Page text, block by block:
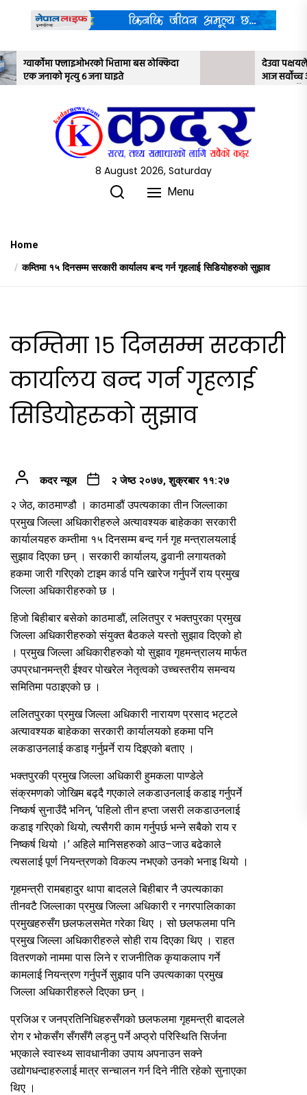
contentबस ठोक्किदा
देउवा पक्षयले दिएकोे पुनरावलोकन निवेदनमाथि
आज सर्वोच्च अदालतका तीन न्यायाधीशले
8 August 2026, Saturday
Menu
Home
कम्तिमा १५ दिनसम्म सरकारी कार्यालय बन्द गर्न गृहलाई सिडियोहरुको सुझाव
कम्तिमा १५ दिनसम्म सरकारी
कार्यालय बन्द गर्न गृहलाई
सिडियोहरुको सुझाव
कदर न्यूज २ जेष्ठ २०७७, शुक्रबार ११:२७
२ जेठ, काठमाण्डौ । काठमाडौं उपत्यकाका तीन जिल्लाका
प्रमुख जिल्ला अधिकारीहरुले अत्यावश्यक बाहेकका सरकारी
कार्यालयहरु कम्तीमा १५ दिनसम्म बन्द गर्न गृह मन्त्रालयलाई
सुझाव दिएका छन् । सरकारी कार्यालय, ढुवानी लगायतको
हकमा जारी गरिएको टाइम कार्ड पनि खारेज गर्नुपर्ने राय प्रमुख
जिल्ला अधिकारीहरुको छ ।
हिजो बिहीबार बसेको काठमाडौं, ललितपुर र भक्तपुरका प्रमुख
जिल्ला अधिकारीहरुको संयुक्त बैठकले यस्तो सुझाव दिएको हो
। प्रमुख जिल्ला अधिकारीहरुको यो सुझाव गृहमन्त्रालय मार्फत
उपप्रधानमन्त्री ईश्वर पोखरेल नेतृत्वको उच्चस्तरीय समन्वय
समितिमा पठाइएको छ ।
ललितपुरका प्रमुख जिल्ला अधिकारी नारायण प्रसाद भट्टले
अत्यावश्यक बाहेकका सरकारी कार्यालयको हकमा पनि
लकडाउनलाई कडाइ गर्नुपर्र्ने राय दिइएको बताए ।
भक्तपुरकी प्रमुख जिल्ला अधिकारी हुमकला पाण्डेले
संक्रमणको जोखिम बढ्दै गएकाले लकडाउनलाई कडाइ गर्नुपर्ने
निष्कर्ष सुनाउँदै भनिन्, ‘पहिलो तीन हप्ता जसरी लकडाउनलाई
कडाइ गरिएको थियो, त्यसैगरी काम गर्नुपर्छ भन्ने सबैको राय र
निष्कर्ष थियो ।’ अहिले मानिसहरुको आउ–जाउ बढेकाले
त्यसलाई पूर्ण नियन्त्रणको विकल्प नभएको उनको भनाइ थियो ।
गृहमन्त्री रामबहादुर थापा बादलले बिहीबार नै उपत्यकाका
तीनवटै जिल्लाका प्रमुख जिल्ला अधिकारी र नगरपालिकाका
प्रमुखहरुसँग छलफलसमेत गरेका थिए । सो छलफलमा पनि
प्रमुख जिल्ला अधिकारीहरुले सोही राय दिएका थिए । राहत
वितरणको नाममा पास लिने र राजनीतिक कृयाकलाप गर्ने
कामलाई नियन्त्रण गर्नुपर्ने सुझाव पनि उपत्यकाका प्रमुख
जिल्ला अधिकारीहरुले दिएका छन् ।
प्रजिअ र जनप्रतिनिधिहरुसँगको छलफलमा गृहमन्त्री बादलले
रोग र भोकसँग सँगसँगै लड्नु पर्ने अप्ठ्रो परिस्थिति सिर्जना
भएकाले स्वास्थ्य सावधानीका उपाय अपनाउन सक्ने
उद्योगधन्दाहरुलाई मात्र सन्चालन गर्न दिने नीति रहेको सुनाएका
थिए ।